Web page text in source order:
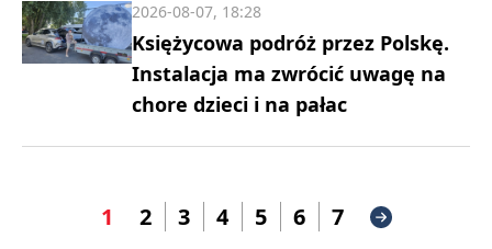
Księżycowa podróż przez Polskę.
Instalacja ma zwrócić uwagę na
chore dzieci i na pałac
2026-08-07, 18:28
1 2 3 4 5 6 7